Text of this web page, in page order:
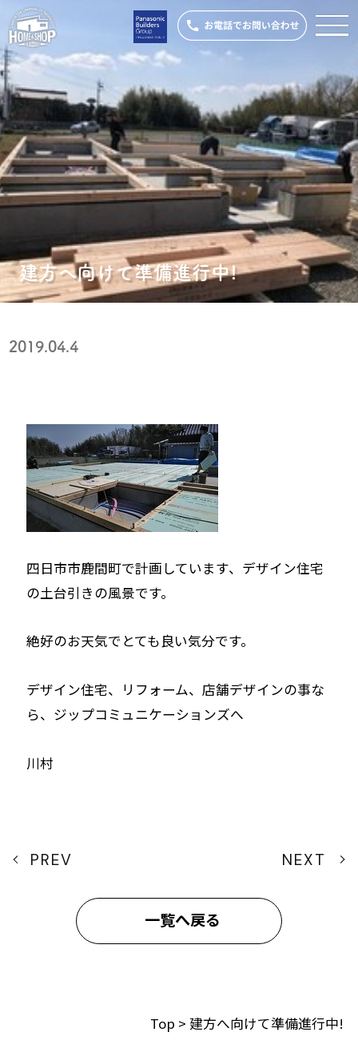
建方へ向けて準備進行中!
Top > 建方へ向けて準備進行中!
2019.04.4
四日市市鹿間町で計画しています、デザイン住宅
の土台引きの風景です。
絶好のお天気でとても良い気分です。
デザイン住宅、リフォーム、店舗デザインの事な
ら、ジップコミュニケーションズへ
川村
PREV
一覧へ戻る
NEXT